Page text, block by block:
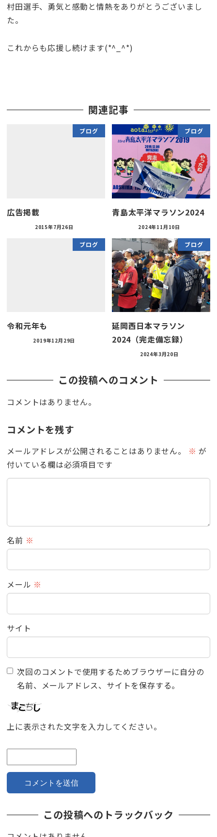
村田選手、勇気と感動と情熱をありがとうございまし
た。
これからも応援し続けます(*^_^*)
関連記事
ブログ
広告掲載
2015年7月26日
ブログ
青島太平洋マラソン2024
2024年11月10日
ブログ
令和元年も
2019年12月29日
ブログ
延岡西日本マラソン
2024（完走備忘録）
2024年3月20日
この投稿へのコメント
コメントはありません。
コメントを残す
メールアドレスが公開されることはありません。 ※ が
付いている欄は必須項目です
名前 ※
メール ※
サイト
次回のコメントで使用するためブラウザーに自分の
名前、メールアドレス、サイトを保存する。
上に表示された文字を入力してください。
この投稿へのトラックバック